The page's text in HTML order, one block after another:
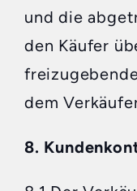
und die
den Käufer
dem
8.